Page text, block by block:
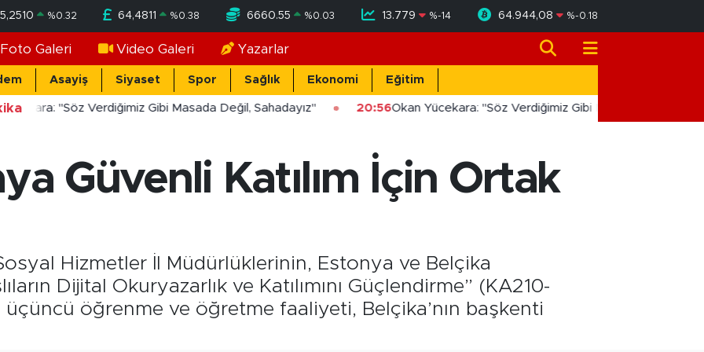
%0.32 64,4811 %0.38 6660.55 %0.03 13.779 %-14 64.944,08 %-0.18
Foto Galeri Video Galeri Yazarlar
Asayiş Siyaset Spor Sağlık Ekonomi Eğitim
"Söz Verdiğimiz Gibi Masada Değil, Sahadayız" 20:56Okan Yücekara: "Söz Verdiğimiz Gibi Masada Değil,
Güvenli Katılım İçin Ortak
Hizmetler İl Müdürlüklerinin, Estonya ve Belçika
Dijital Okuryazarlık ve Katılımını Güçlendirme” (KA210-
üçüncü öğrenme ve öğretme faaliyeti, Belçika’nın başkenti